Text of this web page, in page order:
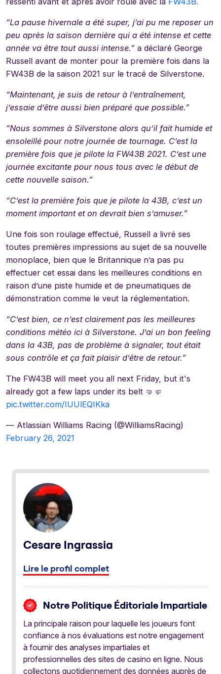
“La pause hivernale a été super, j’ai pu me reposer un
peu après la saison dernière qui a été intense et cette
année va être tout aussi intense.” a déclaré George
Russell avant de monter pour la première fois dans la
FW43B de la saison 2021 sur le tracé de Silverstone.
“Maintenant, je suis de retour à l’entraînement,
j’essaie d’être aussi bien préparé que possible.”
“Nous sommes à Silverstone alors qu’il fait humide et
ensoleillé pour notre journée de tournage. C’est la
première fois que je pilote la FW43B 2021. C’est une
journée excitante pour nous tous avec le début de
cette nouvelle saison.”
“C’est la première fois que je pilote la 43B, c’est un
moment important et on devrait bien s’amuser.”
Une fois son roulage effectué, Russell a livré ses
toutes premières impressions au sujet de sa nouvelle
monoplace, bien que le Britannique n’a pas pu
effectuer cet essai dans les meilleures conditions en
raison d’une piste humide et de pneumatiques de
démonstration comme le veut la réglementation.
“C’est bien, ce n’est clairement pas les meilleures
conditions météo ici à Silverstone. J’ai un bon feeling
dans la 43B, pas de problème à signaler, tout était
sous contrôle et ça fait plaisir d’être de retour.”
The FW43B will meet you all next Friday, but it's
already got a few laps under its belt 🤜🤛
pic.twitter.com/IUUlEQIKka
— Atlassian Williams Racing (@WilliamsRacing)
February 26, 2021
Cesare Ingrassia
Lire le profil complet
Notre Politique Éditoriale Impartiale
La principale raison pour laquelle les joueurs font
confiance à nos évaluations est notre engagement
à fournir des analyses impartiales et
professionnelles des sites de casino en ligne. Nous
collectons quotidiennement des données auprès de